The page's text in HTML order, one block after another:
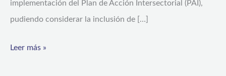
implementación del Plan de Acción Intersectorial (PAI),
pudiendo considerar la inclusión de […]
Leer más »